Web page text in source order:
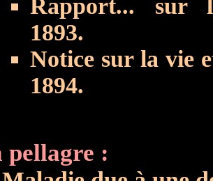
Rapport... sur
1893.
Notice sur la vie
1894.
pellagre :